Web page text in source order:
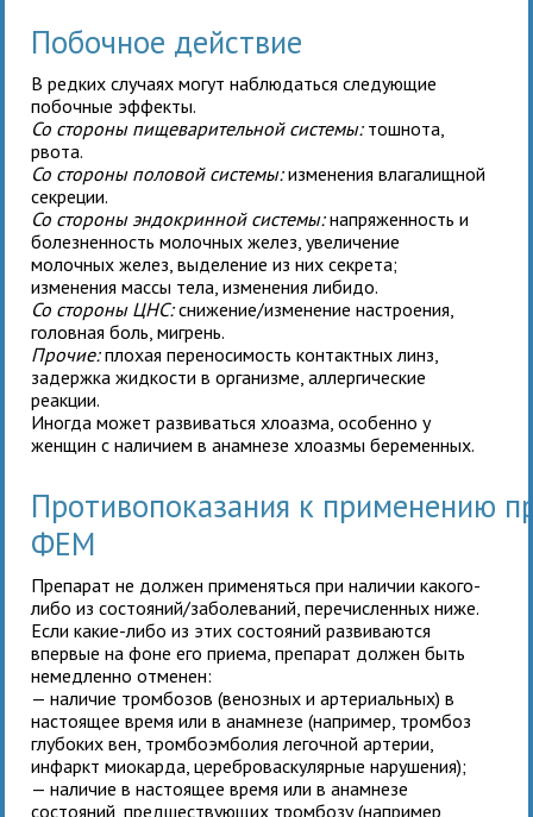
Побочное действие
В редких случаях могут наблюдаться следующие
побочные эффекты.
Со стороны пищеварительной системы:тошнота,
рвота.
Со стороны половой системы:изменения влагалищной
секреции.
Со стороны эндокринной системы:напряженность и
болезненность молочных желез, увеличение
молочных желез, выделение из них секрета;
изменения массы тела, изменения либидо.
Со стороны ЦНС:снижение/изменение настроения,
головная боль, мигрень.
Прочие:плохая переносимость контактных линз,
задержка жидкости в организме, аллергические
реакции.
Иногда может развиваться хлоазма, особенно у
женщин с наличием в анамнезе хлоазмы беременных.
Противопоказания к применению
ФЕМ
Препарат не должен применяться при наличии какого-
либо из состояний/заболеваний, перечисленных ниже.
Если какие-либо из этих состояний развиваются
впервые на фоне его приема, препарат должен быть
немедленно отменен:
— наличие тромбозов (венозных и артериальных) в
настоящее время или в анамнезе (например, тромбоз
глубоких вен, тромбоэмболия легочной артерии,
инфаркт миокарда, цереброваскулярные нарушения);
— наличие в настоящее время или в анамнезе
состояний, предшествующих тромбозу (например,